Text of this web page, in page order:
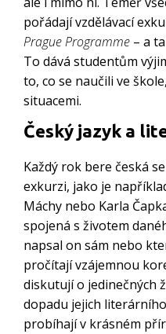
pořádají vzdělávací
Prague Programme – a
To dává studentům
to, co se naučili ve
situacemi.
Český jazyk a
Každý rok bere česká
exkurzi, jako je
Máchy nebo Karla
spojená s životem
napsal on sám nebo
pročítají vzájemnou
diskutují o jedinečných
dopadu jejich
probíhají v krásném